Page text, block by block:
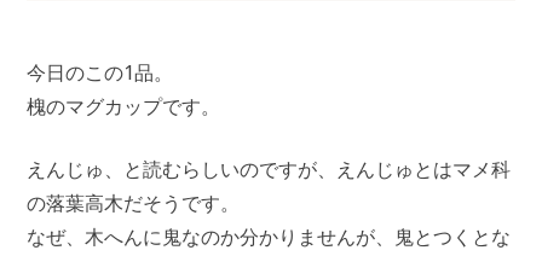
今日のこの1品。
槐のマグカップです。
えんじゅ、と読むらしいのですが、えんじゅとはマメ科
の落葉高木だそうです。
なぜ、木へんに鬼なのか分かりませんが、鬼とつくとな